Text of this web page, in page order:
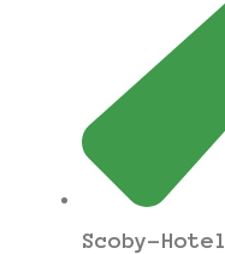
Scoby-Hotel